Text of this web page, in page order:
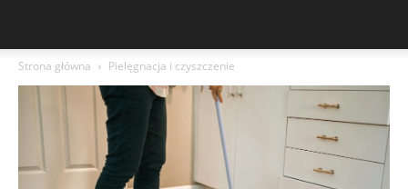
Strona główna Pielęgnacja i czyszczenie